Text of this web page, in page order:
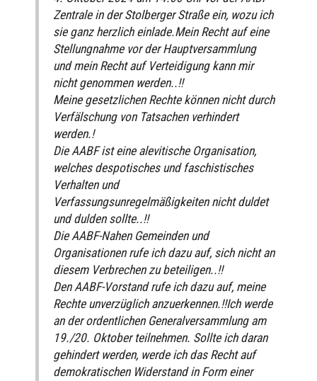
Zentrale in der Stolberger Straße ein, wozu ich
sie ganz herzlich einlade.Mein Recht auf eine
Stellungnahme vor der Hauptversammlung
und mein Recht auf Verteidigung kann mir
nicht genommen werden..!!
Meine gesetzlichen Rechte können nicht durch
Verfälschung von Tatsachen verhindert
werden.!
Die AABF ist eine alevitische Organisation,
welches despotisches und faschistisches
Verhalten und
Verfassungsunregelmäßigkeiten nicht duldet
und dulden sollte..!!
Die AABF-Nahen Gemeinden und
Organisationen rufe ich dazu auf, sich nicht an
diesem Verbrechen zu beteiligen..!!
Den AABF-Vorstand rufe ich dazu auf, meine
Rechte unverzüglich anzuerkennen.!!Ich werde
an der ordentlichen Generalversammlung am
19./20. Oktober teilnehmen. Sollte ich daran
gehindert werden, werde ich das Recht auf
demokratischen Widerstand in Form einer